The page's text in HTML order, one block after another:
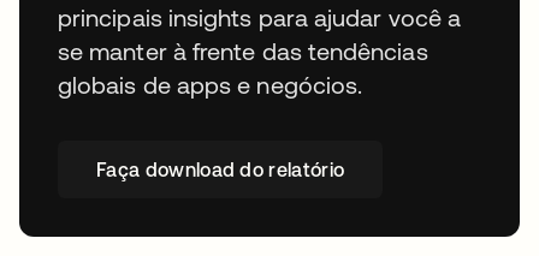
principais insights para ajudar você a
se manter à frente das tendências
globais de apps e negócios.
Faça download do relatório
abre em uma nova guia